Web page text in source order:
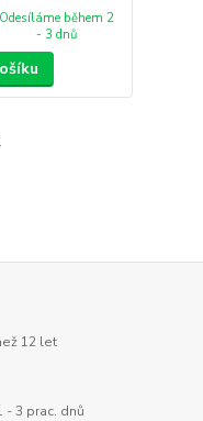
Odesíláme během 2
- 3 dnů
12 let
3 prac. dnů